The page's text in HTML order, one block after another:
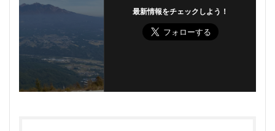
最新情報をチェックしよう！